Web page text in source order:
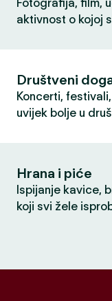
Fotografija, film,
aktivnost o kojoj
Društveni
Koncerti,
uvijek bolje u
Hrana i piće
Ispijanje kavice,
koji svi žele